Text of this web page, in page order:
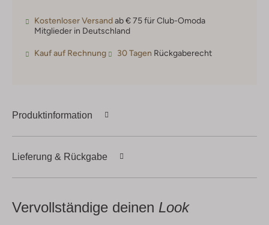
Kostenloser Versandab € 75 für Club-Omoda
Mitglieder in Deutschland
Kauf auf Rechnung 30 Tagen Rückgaberecht
Produktinformation
Lieferung & Rückgabe
Vervollständige deinen Look